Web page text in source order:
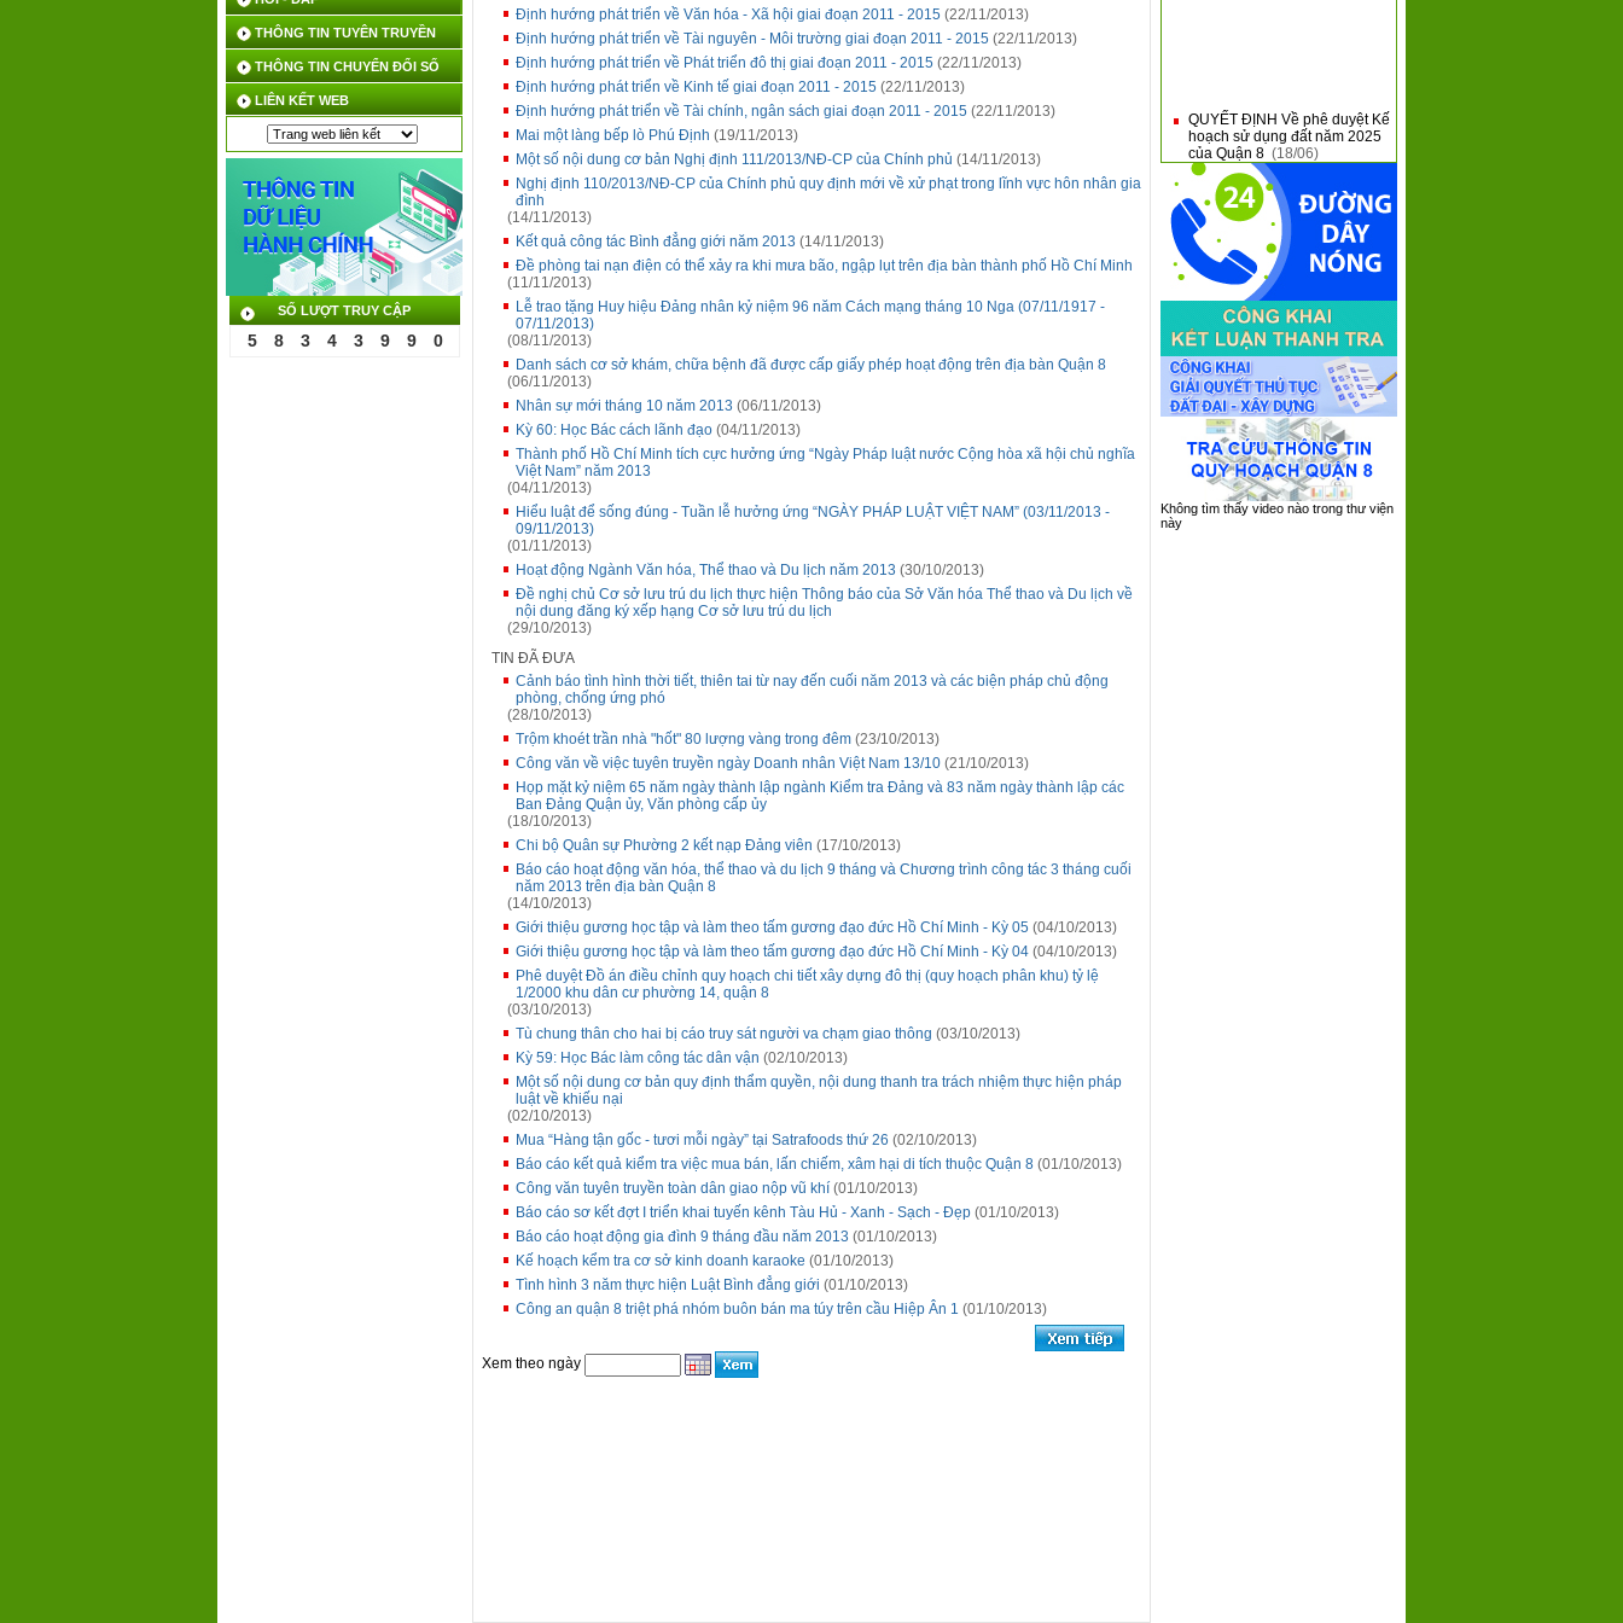
THÔNG TIN TUYÊN TRUYỀN
THÔNG TIN CHUYỂN ĐỔI SỐ
LIÊN KẾT WEB
SỐ LƯỢT TRUY CẬP
5 8 3 4 3 9 9 0
Định hướng phát triển về Văn hóa - Xã hội giai đoạn 2011 - 2015 (22/11/2013)
Định hướng phát triển về Tài nguyên - Môi trường giai đoạn 2011 - 2015 (22/11/2013)
Định hướng phát triển về Phát triển đô thị giai đoạn 2011 - 2015 (22/11/2013)
Định hướng phát triển về Kinh tế giai đoạn 2011 - 2015 (22/11/2013)
Định hướng phát triển về Tài chính, ngân sách giai đoạn 2011 - 2015 (22/11/2013)
Mai một làng bếp lò Phú Định (19/11/2013)
Một số nội dung cơ bản Nghị định 111/2013/NĐ-CP của Chính phủ (14/11/2013)
Nghị định 110/2013/NĐ-CP của Chính phủ quy định mới về xử phạt trong lĩnh vực hôn nhân gia
đình
(14/11/2013)
Kết quả công tác Bình đẳng giới năm 2013 (14/11/2013)
Đề phòng tai nạn điện có thể xảy ra khi mưa bão, ngập lụt trên địa bàn thành phố Hồ Chí Minh
(11/11/2013)
Lễ trao tặng Huy hiệu Đảng nhân kỷ niệm 96 năm Cách mạng tháng 10 Nga (07/11/1917 -
07/11/2013)
(08/11/2013)
Danh sách cơ sở khám, chữa bệnh đã được cấp giấy phép hoạt động trên địa bàn Quận 8
(06/11/2013)
Nhân sự mới tháng 10 năm 2013 (06/11/2013)
Kỳ 60: Học Bác cách lãnh đạo (04/11/2013)
Thành phố Hồ Chí Minh tích cực hưởng ứng “Ngày Pháp luật nước Cộng hòa xã hội chủ nghĩa
Việt Nam” năm 2013
(04/11/2013)
Hiểu luật để sống đúng - Tuần lễ hưởng ứng “NGÀY PHÁP LUẬT VIỆT NAM” (03/11/2013 -
09/11/2013)
(01/11/2013)
Hoạt động Ngành Văn hóa, Thể thao và Du lịch năm 2013 (30/10/2013)
Đề nghị chủ Cơ sở lưu trú du lịch thực hiện Thông báo của Sở Văn hóa Thể thao và Du lịch về
nội dung đăng ký xếp hạng Cơ sở lưu trú du lịch
(29/10/2013)
TIN ĐÃ ĐƯA
Cảnh báo tình hình thời tiết, thiên tai từ nay đến cuối năm 2013 và các biện pháp chủ động
phòng, chống ứng phó
(28/10/2013)
Trộm khoét trần nhà "hốt" 80 lượng vàng trong đêm (23/10/2013)
Công văn về việc tuyên truyền ngày Doanh nhân Việt Nam 13/10 (21/10/2013)
Họp mặt kỷ niệm 65 năm ngày thành lập ngành Kiểm tra Đảng và 83 năm ngày thành lập các
Ban Đảng Quận ủy, Văn phòng cấp ủy
(18/10/2013)
Chi bộ Quân sự Phường 2 kết nạp Đảng viên (17/10/2013)
Báo cáo hoạt động văn hóa, thể thao và du lịch 9 tháng và Chương trình công tác 3 tháng cuối
năm 2013 trên địa bàn Quận 8
(14/10/2013)
Giới thiệu gương học tập và làm theo tấm gương đạo đức Hồ Chí Minh - Kỳ 05 (04/10/2013)
Giới thiệu gương học tập và làm theo tấm gương đạo đức Hồ Chí Minh - Kỳ 04 (04/10/2013)
Phê duyệt Đồ án điều chỉnh quy hoạch chi tiết xây dựng đô thị (quy hoạch phân khu) tỷ lệ
1/2000 khu dân cư phường 14, quận 8
(03/10/2013)
Tù chung thân cho hai bị cáo truy sát người va chạm giao thông (03/10/2013)
Kỳ 59: Học Bác làm công tác dân vận (02/10/2013)
Một số nội dung cơ bản quy định thẩm quyền, nội dung thanh tra trách nhiệm thực hiện pháp
luật về khiếu nại
(02/10/2013)
Mua “Hàng tận gốc - tươi mỗi ngày” tại Satrafoods thứ 26 (02/10/2013)
Báo cáo kết quả kiểm tra việc mua bán, lấn chiếm, xâm hại di tích thuộc Quận 8 (01/10/2013)
Công văn tuyên truyền toàn dân giao nộp vũ khí (01/10/2013)
Báo cáo sơ kết đợt I triển khai tuyến kênh Tàu Hủ - Xanh - Sạch - Đẹp (01/10/2013)
Báo cáo hoạt động gia đình 9 tháng đầu năm 2013 (01/10/2013)
Kế hoạch kểm tra cơ sở kinh doanh karaoke (01/10/2013)
Tình hình 3 năm thực hiện Luật Bình đẳng giới (01/10/2013)
Công an quận 8 triệt phá nhóm buôn bán ma túy trên cầu Hiệp Ân 1 (01/10/2013)
Xem theo ngày
QUYẾT ĐỊNH Về phê duyệt Kế
hoạch sử dụng đất năm 2025
của Quận 8(18/06)
Giới thiệu nội dung mới tại
Thông tư 31 và Thông tư 32
của Bộ Tài Chính(10/06)
QUẬN 8 KHAI MẠC HỘI THAO
QUỐC PHÒNG NĂM 2025
(09/06)
QUẬN 8: SƠ KẾT 05 NĂM
THỰC HIỆN CHƯƠNG TRÌNH
TỔNG THỂ CẢI CÁCH HÀNH
CHÍNH NHÀ NƯỚC GIAI
ĐOẠN 2021 - 2030(08/06)
■QUẬN 8 TIẾP XÚC, ĐỐI
THOẠI VỚI DOANH NGHIỆP
TRÊN ĐỊA BÀN NĂM 2025
(05/06)
Không tìm thấy video nào trong thư viện
này